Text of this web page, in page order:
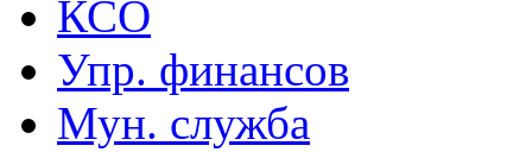
КСО
Упр. финансов
Мун. служба